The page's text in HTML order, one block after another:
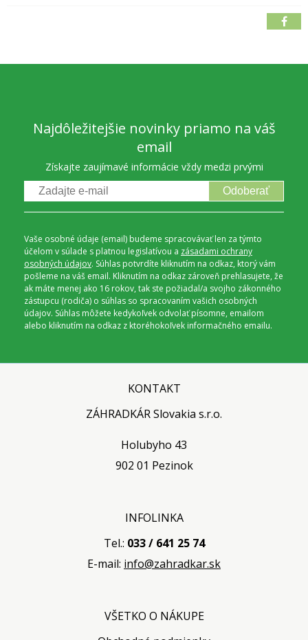
Najdôležitejšie novinky priamo na váš
email
Získajte zaujímavé informácie vždy medzi prvými
Odoberať
Vaše osobné údaje (email) budeme spracovávať len za týmto
účelom v súlade s platnou legislatívou a zásadami ochrany
osobných údajov. Súhlas potvrdíte kliknutím na odkaz, ktorý vám
pošleme na váš email. Kliknutím na odkaz zároveň prehlasujete, že
ak máte menej ako 16 rokov, tak ste požiadal/a svojho zákonného
zástupcu (rodiča) o súhlas so spracovaním vašich osobných
údajov. Súhlas môžete kedykoľvek odvolať písomne, emailom
alebo kliknutím na odkaz z ktoréhokoľvek informačného emailu.
KONTAKT
ZÁHRADKÁR Slovakia s.r.o.
Holubyho 43
902 01 Pezinok
INFOLINKA
Tel.: 033 / 641 25 74
E-mail: info@zahradkar.sk
VŠETKO O NÁKUPE